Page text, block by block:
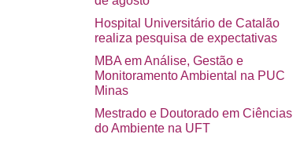
Hospital Universitário de Catalão
realiza pesquisa de expectativas
MBA em Análise, Gestão e
Monitoramento Ambiental na PUC
Minas
Mestrado e Doutorado em Ciências
do Ambiente na UFT